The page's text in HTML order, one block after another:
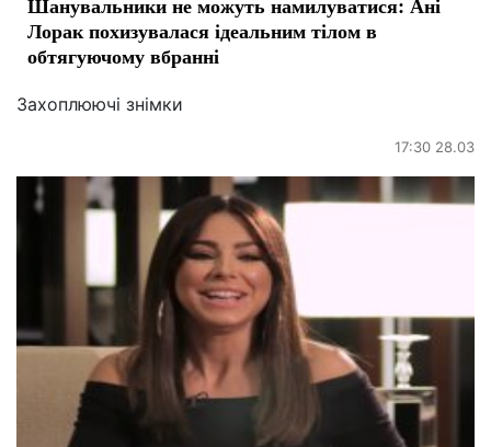
Шанувальники не можуть намилуватися: Ані
Лорак похизувалася ідеальним тілом в
обтягуючому вбранні
Захоплюючі знімки
17:30 28.03